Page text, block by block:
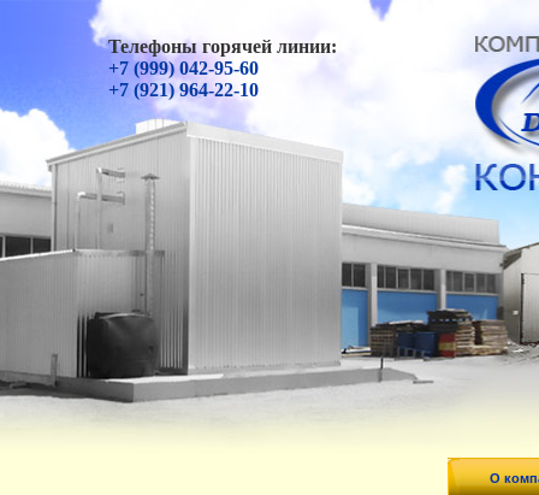
Телефоны горячей линии:
+7 (999) 042-95-60
+7 (921) 964-22-10
О